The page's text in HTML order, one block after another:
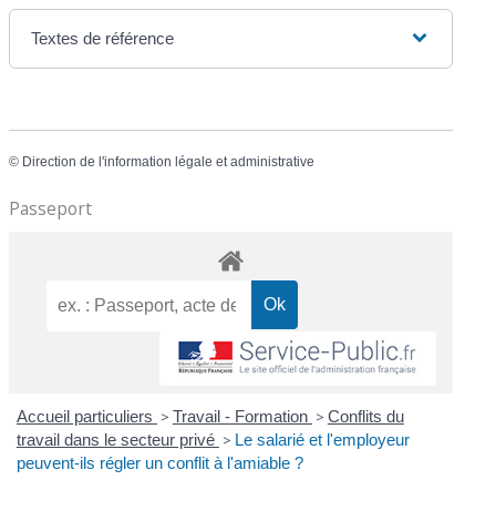
Textes de référence
© Direction de l'information légale et administrative
Passeport
Accueil particuliers > Travail - Formation > Conflits du
travail dans le secteur privé > Le salarié et l'employeur
peuvent-ils régler un conflit à l'amiable ?